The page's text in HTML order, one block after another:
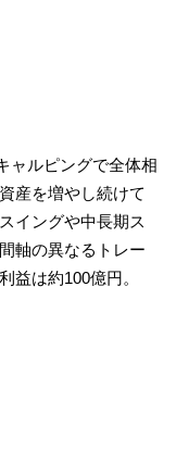
ャルピングで全体相
産を増やし続けて
イングや中長期ス
軸の異なるトレー
益は約100億円。